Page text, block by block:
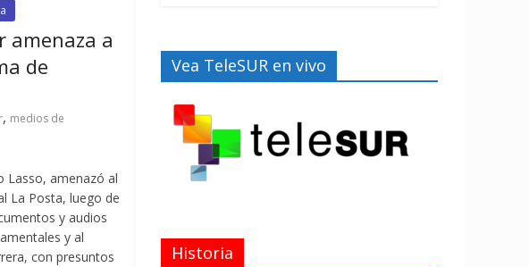
amenaza a
de
, medios de
Lasso, amenazó al
La Posta, luego de
y audios
y al
con presuntos
Vea TeleSUR en vivo
Historia